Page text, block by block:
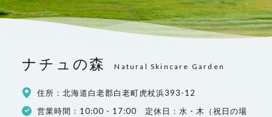
ナチュの森 Natural Skincare Garden
住所：北海道白老郡白老町虎杖浜393-12
営業時間：10:00 - 17:00 定休日：水・木（祝日の場